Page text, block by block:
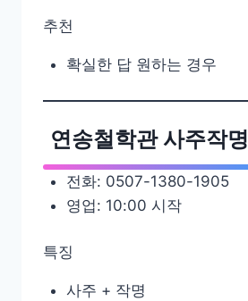
추천
확실한 답 원하는 경우
연송철학관 사주작명
전화: 0507-1380-1905
영업: 10:00 시작
특징
사주 + 작명